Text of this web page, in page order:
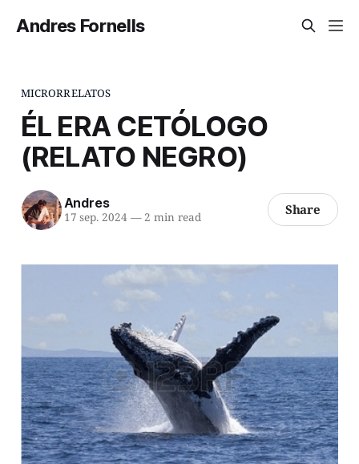
Andres Fornells
MICRORRELATOS
ÉL ERA CETÓLOGO
(RELATO NEGRO)
Andres
17 sep. 2024 —2 min read Share